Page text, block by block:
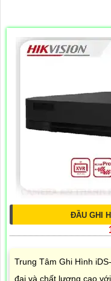
ĐẦU GHI
Trung Tâm Ghi Hình
đại và chất lượng cao